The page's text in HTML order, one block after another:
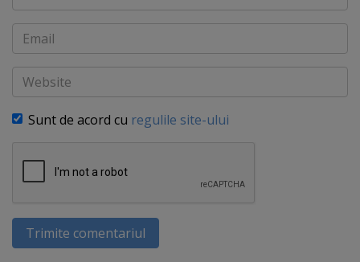
Email
Website
Sunt de acord cu regulile site-ului
Trimite comentariul